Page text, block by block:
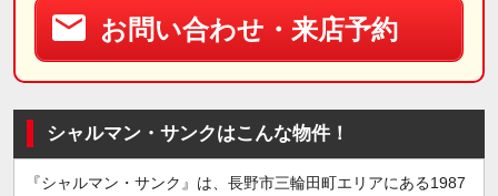
お問い合わせ・来店予約
シャルマン・サンクはこんな物件！
『シャルマン・サンク』は、長野市三輪田町エリアにある1987